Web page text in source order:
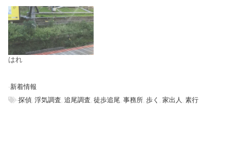
はれ
-新着情報
-探偵 ,浮気調査 ,追尾調査 ,徒歩追尾 ,事務所 ,歩く ,家出人 ,素行